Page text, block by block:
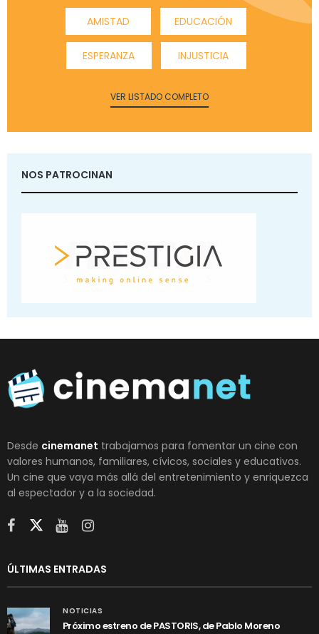
AMISTAD EDUCACIÓN
ESPERANZA INJUSTICIA
VER LISTADO COMPLETO
NOS PATROCINAN
Desde cinemanet trabajamos para fomentar un cine con
valores humanos, familiares, cívicos, sociales y educativos.
Un cine que vaya más allá del entretenimiento y enriquezca
al espectador y a la sociedad.
ÚLTIMAS ENTRADAS
NOTICIAS
Próximo estreno de PASTORIS, de Pablo Moreno